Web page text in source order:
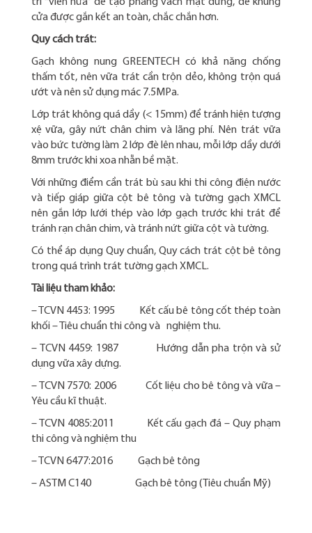
cửa được gắn kết an toàn, chắc chắn hơn.
Quy cách trát:
Gạch không nung GREENTECH có khả năng chống
thấm tốt, nên vữa trát cần trộn dẻo, không trộn quá
ướt và nên sử dụng mác 7.5MPa.
Lớp trát không quá dầy (< 15mm) để tránh hiện tượng
xệ vữa, gây nứt chân chim và lãng phí. Nên trát vữa
vào bức tường làm 2 lớp đè lên nhau, mỗi lớp dầy dưới
8mm trước khi xoa nhẵn bề mặt.
Với những điểm cần trát bù sau khi thi công điện nước
và tiếp giáp giữa cột bê tông và tường gạch XMCL
nên gắn lớp lưới thép vào lớp gạch trước khi trát để
tránh rạn chân chim, và tránh nứt giữa cột và tường.
Có thể áp dụng Quy chuẩn, Quy cách trát cột bê tông
trong quá trình trát tường gạch XMCL.
Tài liệu tham khảo:
– TCVN 4453: 1995 Kết cấu bê tông cốt thép toàn
khối – Tiêu chuẩn thi công và nghiệm thu.
– TCVN 4459: 1987 Hướng dẫn pha trộn và sử
dụng vữa xây dựng.
– TCVN 7570: 2006 Cốt liệu cho bê tông và vữa –
Yêu cầu kĩ thuật.
– TCVN 4085:2011 Kết cấu gạch đá – Quy phạm
thi công và nghiệm thu
– TCVN 6477:2016 Gạch bê tông
– ASTM C140 Gạch bê tông (Tiêu chuẩn Mỹ)